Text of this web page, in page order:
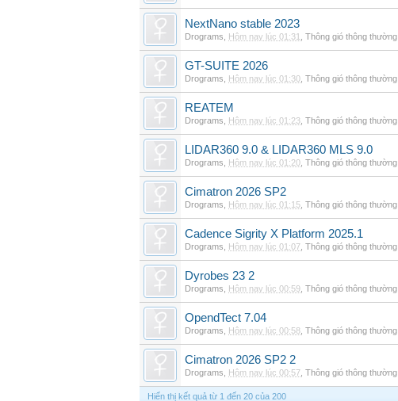
NextNano stable 2023
Drograms Hôm nay lúc 01:31 Thông gió thông thường
GT-SUITE 2026
Drograms Hôm nay lúc 01:30 Thông gió thông thường
REATEM
Drograms Hôm nay lúc 01:23 Thông gió thông thường
LIDAR360 9.0 & LIDAR360 MLS 9.0
Drograms Hôm nay lúc 01:20 Thông gió thông thường
Cimatron 2026 SP2
Drograms Hôm nay lúc 01:15 Thông gió thông thường
Cadence Sigrity X Platform 2025.1
Drograms Hôm nay lúc 01:07 Thông gió thông thường
Dyrobes 23 2
Drograms Hôm nay lúc 00:59 Thông gió thông thường
OpendTect 7.04
Drograms Hôm nay lúc 00:58 Thông gió thông thường
Cimatron 2026 SP2 2
Drograms Hôm nay lúc 00:57 Thông gió thông thường
Hiển thị kết quả từ 1 đến 20 của 200